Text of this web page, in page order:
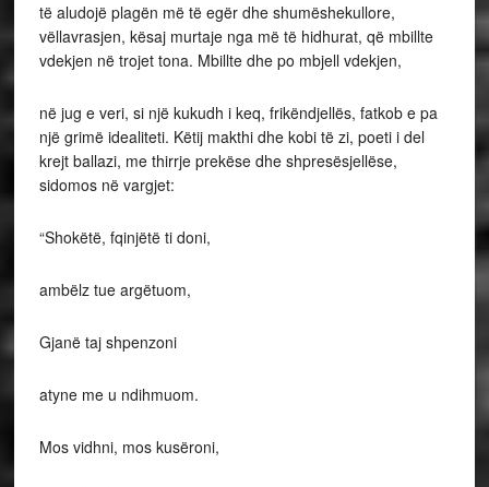
të aludojë plagën më të egër dhe shumëshekullore,
vëllavrasjen, kësaj murtaje nga më të hidhurat, që mbillte
vdekjen në trojet tona. Mbillte dhe po mbjell vdekjen,
në jug e veri, si një kukudh i keq, frikëndjellës, fatkob e pa
një grimë idealiteti. Këtij makthi dhe kobi të zi, poeti i del
krejt ballazi, me thirrje prekëse dhe shpresësjellëse,
sidomos në vargjet:
“Shokëtë, fqinjëtë ti doni,
ambëlz tue argëtuom,
Gjanë taj shpenzoni
atyne me u ndihmuom.
Mos vidhni, mos kusëroni,